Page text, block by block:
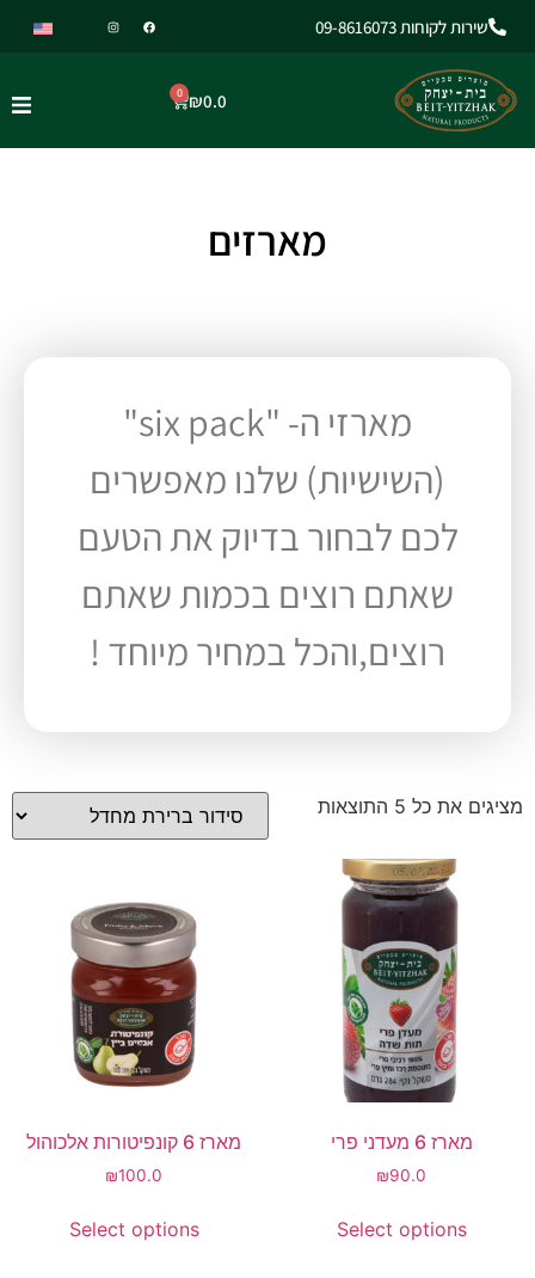
שירות לקוחות 09-8616073
₪0.0
0
מארזים
מארזי ה- "six pack"
(השישיות) שלנו מאפשרים
לכם לבחור בדיוק את הטעם
שאתם רוצים בכמות שאתם
רוצים,והכל במחיר מיוחד !
מציגים את כל ⁦5⁩ התוצאות
מארז 6 מעדני פרי
₪90.0
Select options
מארז 6 קונפיטורות אלכוהול
₪100.0
Select options